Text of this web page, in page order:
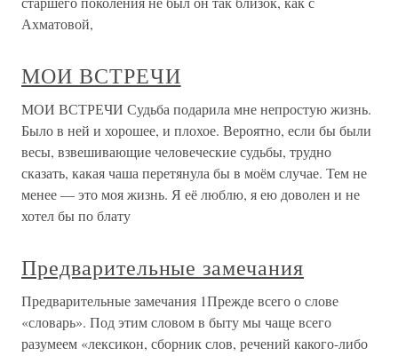
Ахматовой,
МОИ ВСТРЕЧИ
МОИ ВСТРЕЧИ Судьба подарила мне непростую жизнь.
Было в ней и хорошее, и плохое. Вероятно, если бы были
весы, взвешивающие человеческие судьбы, трудно
сказать, какая чаша перетянула бы в моём случае. Тем не
менее — это моя жизнь. Я её люблю, я ею доволен и не
хотел бы по блату
Предварительные замечания
Предварительные замечания 1Прежде всего о слове
«словарь». Под этим словом в быту мы чаще всего
разумеем «лексикон, сборник слов, речений какого-либо